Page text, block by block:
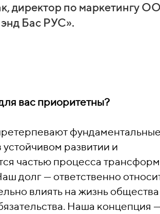
директор по маркетингу
Бас РУС».
вас приоритетны?
фундаментальные
развитии и
частью процесса
долг — ответственно
влиять на жизнь
Наша концепция